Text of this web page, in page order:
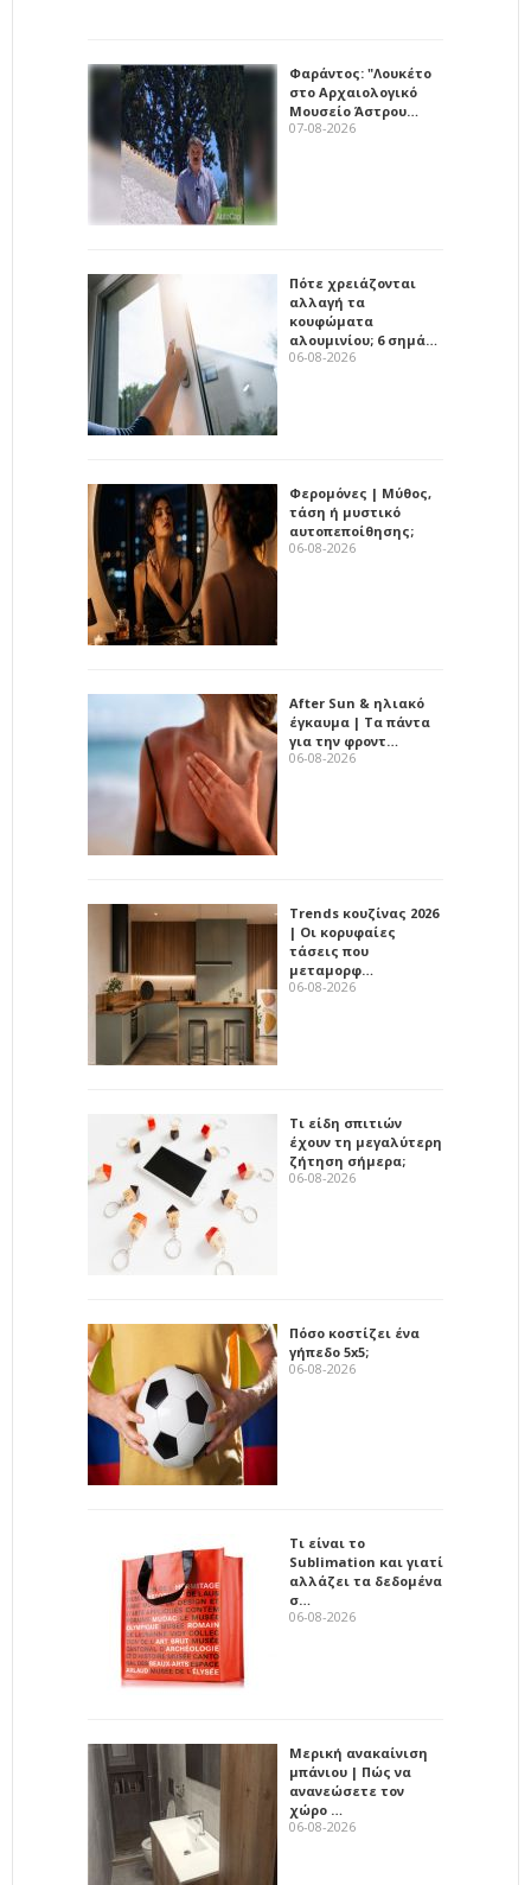
Φαράντος: "Λουκέτο
στο Αρχαιολογικό
Μουσείο Άστρου…
07-08-2026
Πότε χρειάζονται
αλλαγή τα
κουφώματα
αλουμινίου; 6 σημά…
06-08-2026
Φερομόνες | Μύθος,
τάση ή μυστικό
αυτοπεποίθησης;
06-08-2026
After Sun & ηλιακό
έγκαυμα | Τα πάντα
για την φροντ…
06-08-2026
Trends κουζίνας 2026
| Οι κορυφαίες
τάσεις που
μεταμορφ…
06-08-2026
Τι είδη σπιτιών
έχουν τη μεγαλύτερη
ζήτηση σήμερα;
06-08-2026
Πόσο κοστίζει ένα
γήπεδο 5x5;
06-08-2026
Τι είναι το
Sublimation και γιατί
αλλάζει τα δεδομένα
σ…
06-08-2026
Μερική ανακαίνιση
μπάνιου | Πώς να
ανανεώσετε τον
χώρο …
06-08-2026